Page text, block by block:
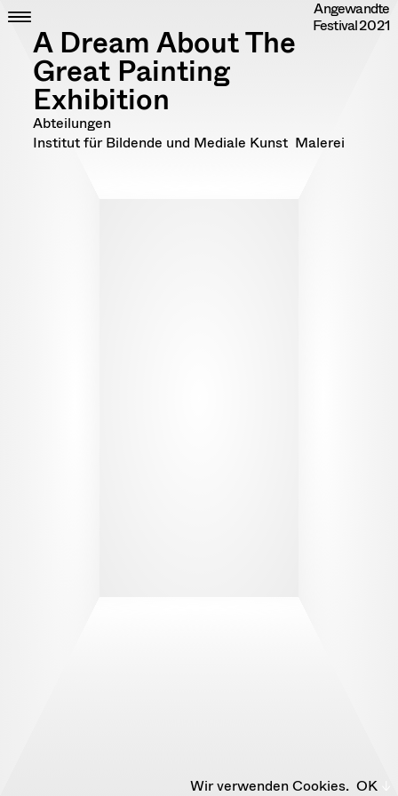
Skip
to
content
Angewandte
Festival2021
ZEIT
DIPLOME
RANDOM
IMPRESSUM
DATENSCHUTZ
A Dream About The
Great Painting
Exhibition
Abteilungen
Institut für Bildende und Mediale Kunst Malerei
Wir verwenden Cookies. OK